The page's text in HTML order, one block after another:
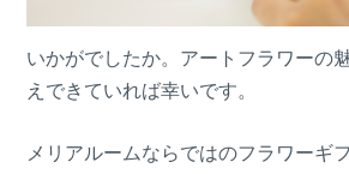
いかがでしたか。アートフラワーの
えできていれば幸いです。
メリアルームならではのフラワーギ